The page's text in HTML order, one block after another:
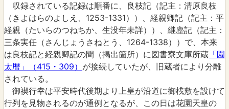
収録されている記録は順番に、良枝記（記主：清原良枝
（きよはらのよしえ、1253-1331））、経親卿記（記主：平
経親（たいらのつねちか、生没年未詳））、継塵記（記主：
三条実任（さんじょうさねとう、1264-1338））で、本来
は良枝記と経親卿記の間（掲出箇所）に図書寮文庫所蔵 「園
太暦」（415・309） が接続していたが、旧蔵者により分離
されている。
御禊行幸は平安時代後期より上皇が沿道に御桟敷を設けて
行列を見物されるのが通例となるが、この日は花園天皇の